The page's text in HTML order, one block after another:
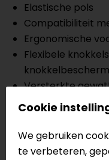
Elastische pols
Compatibiliteit
Ergonomische
Flexibele
Versterkte
Geperforeerd
Meer
Cookie
We gebruiken
te verbeteren,